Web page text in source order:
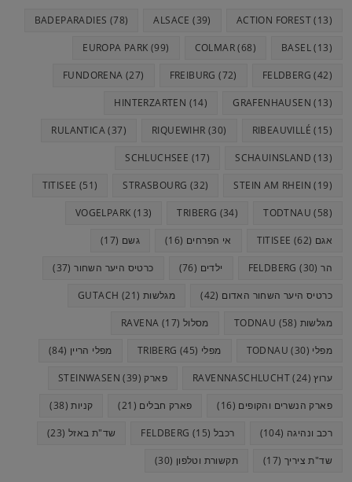
r
ACTION FOREST(13)
ALSACE (39)
BADEPARADIES (78)
BASEL(13)
COLMAR(68)
EUROPA PARK (99)
FELDBERG (42)
FREIBURG (72)
FUNDORENA (27)
GRAFENHAUSEN (13)
HINTERZARTEN (14)
RIBEAUVILLÉ (15)
RIQUEWIHR (30)
RULANTICA(37)
SCHAUINSLAND (13)
SCHLUCHSEE (17)
STEIN AM RHEIN (19)
STRASBOURG (32)
TITISEE (51)
TODTNAU (58)
TRIBERG (34)
VOGELPARK (13)
אגם TITISEE (62) אי הפרחים (16) גשם (17)
הר FELDBERG (30) ילדים (76) כרטיס היער השחור(37)
כרטיס היער השחור האדום (42) מגלשות GUTACH (21)
מגלשות TODNAU (58) מסלול RAVENA (17)
מפלי TODNAU (30) מפלי TRIBERG (45) מפלי הריין (84)
ערוץ RAVENNASCHLUCHT (24) פארק STEINWASEN (39)
פארק הנשרים והקופים (16) פארק חבלים (21) קניות(38)
רכב ונהיגה (104) רכבל FELDBERG (15) שד"ת באזל (23)
שד"ת ציריך (17) תקשורת וטלפון (30)